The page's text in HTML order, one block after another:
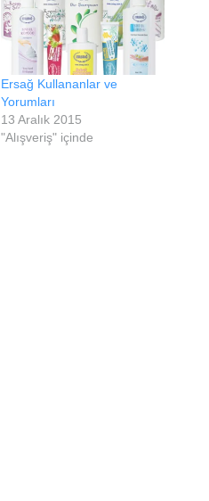
Ersağ Kullananlar ve
Yorumları
13 Aralık 2015
"Alışveriş" içinde